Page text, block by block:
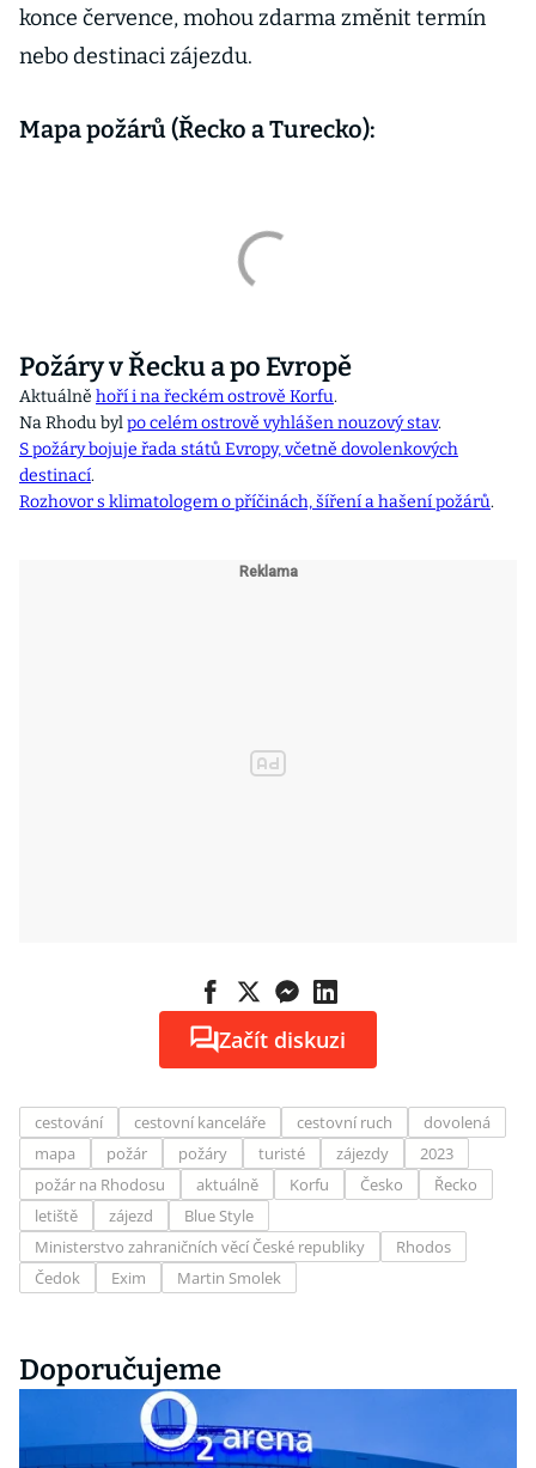
konce července, mohou zdarma změnit termín
nebo destinaci zájezdu.
Mapa požárů (Řecko a Turecko):
Požáry v Řecku a po Evropě
Aktuálně hoří i na řeckém ostrově Korfu.
Na Rhodu bylpo celém ostrově vyhlášen nouzový stav.
S požáry bojuje řada států Evropy, včetně dovolenkových
destinací.
Rozhovor s klimatologem o příčinách, šíření a hašení požárů.
Začít diskuzi
cestování cestovní kanceláře cestovní ruch
dovolená
mapa
požár požáry turisté zájezdy
2023
požár na Rhodosu
aktuálně Korfu Česko
Řecko
letiště
zájezd
Blue Style
Ministerstvo zahraničních věcí České republiky
Rhodos
Čedok
Exim Martin Smolek
Doporučujeme